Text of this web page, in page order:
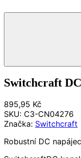
Switchcraft
895,95 Kč
SKU: C3-CN04276
Značka: Switchcraft
Robustní DC